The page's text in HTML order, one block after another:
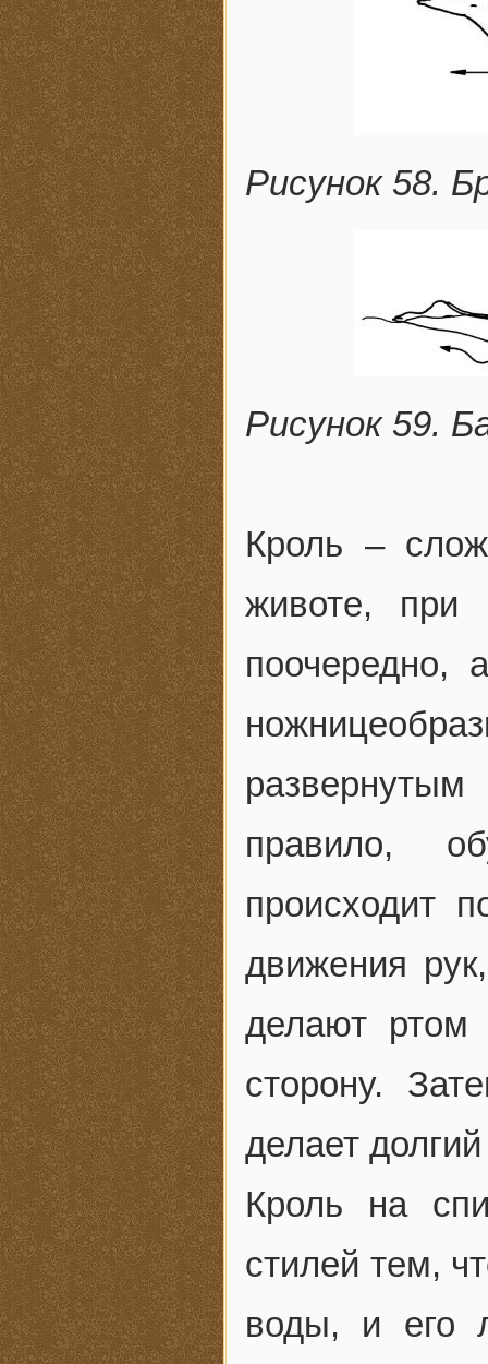
Рисунок 58.
Рисунок 59.
Кроль –
животе, при
поочередно,
правило,
происходит
движения
делают ртом
сторону.
делает
Кроль на
стилей тем,
воды, и его